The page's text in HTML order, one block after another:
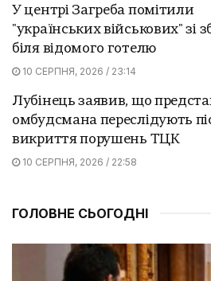
У центрі Загреба помітили
"українських військових" зі
біля відомого готелю
10 СЕРПНЯ, 2026 / 23:14
Лубінець заявив, що
омбудсмана переслідують
викриття порушень ТЦК
10 СЕРПНЯ, 2026 / 22:58
ГОЛОВНЕ СЬОГОДНІ